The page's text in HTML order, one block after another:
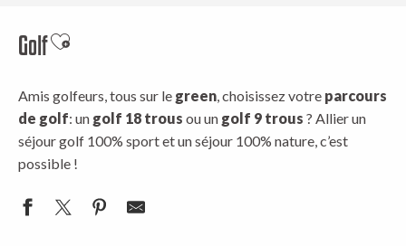
GolfAjouter aux favoris
Amis golfeurs, tous sur le green, choisissez votre parcours
de golf: un golf 18 trous ou un golf 9 trous ? Allier un
séjour golf 100% sport et un séjour 100% nature, c’est
possible !